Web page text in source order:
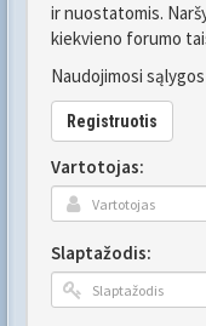
ir nuostatomis.
kiekvieno forumo
Naudojimosi sąlygos
Registruotis
Vartotojas:
Slaptažodis: